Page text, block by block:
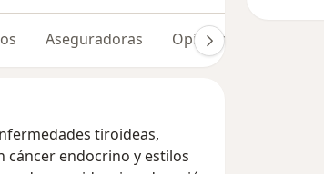
Aseguradoras Opiniones (10)
tiroideas,
cáncer endocrino y estilos